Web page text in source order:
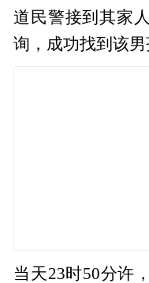
道民警接到其家
询，成功找到该男
当天23时50分许